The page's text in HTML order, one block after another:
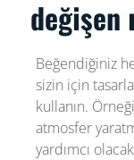
değişen
Beğendiğiniz
sizin için
kullanın.
atmosfer
yardımcı